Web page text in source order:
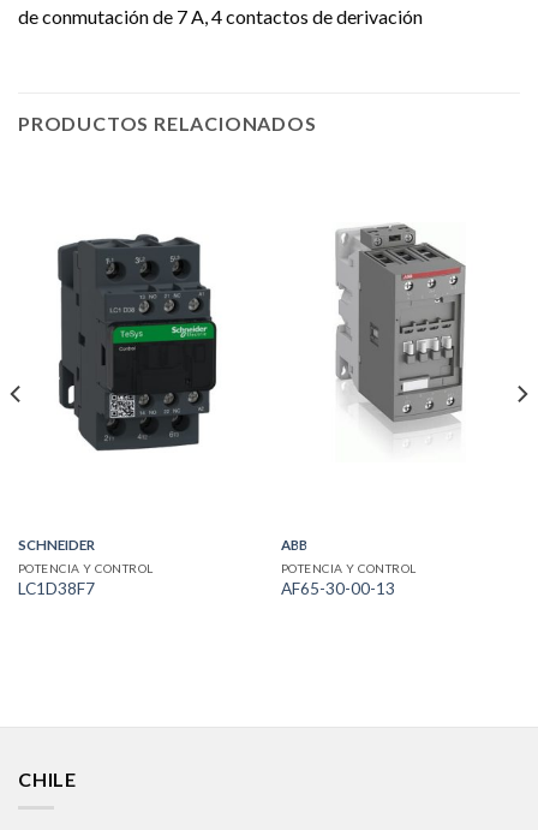
de conmutación de 7 A, 4 contactos de derivación
PRODUCTOS RELACIONADOS
SCHNEIDER
POTENCIA Y CONTROL
LC1D38F7
ABB
POTENCIA Y CONTROL
AF65-30-00-13
CHILE